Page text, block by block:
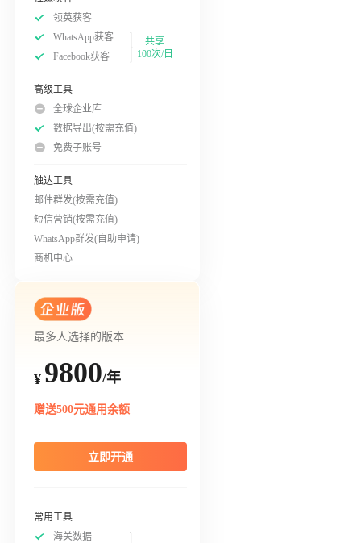
领英获客
WhatsApp获客
Facebook获客
共享
100次/日
高级工具
全球企业库
数据导出(按需充值)
免费子账号
触达工具
邮件群发(按需充值)
短信营销(按需充值)
WhatsApp群发(自助申请)
商机中心
最多人选择的版本
¥ 9800/年
赠送500元通用余额
立即开通
常用工具
海关数据